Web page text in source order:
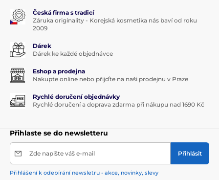
Česká firma s tradicí
Záruka originality - Korejská kosmetika nás baví od roku
2009
Dárek
Dárek ke každé objednávce
Eshop a prodejna
Nakupte online nebo přijďte na naši prodejnu v Praze
Rychlé doručení objednávky
Rychlé doručení a doprava zdarma při nákupu nad 1690 Kč
Přihlaste se do newsletteru
Zde napište váš e-mail Přihlásit
Přihlášení k odebírání newsletru - akce, novinky, slevy